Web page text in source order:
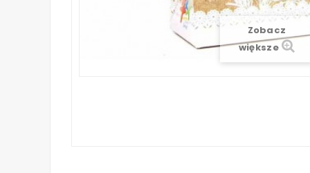
Zobacz
większe